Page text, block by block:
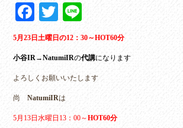
Fa
ce
bo
T
wi
tte
ne
5月23日土曜日の12：30～HOT60分
小谷IR→NatumiIRの代講になります
よろしくお願いいたします
尚NatumiIRは
5月13日水曜日13：00～HOT60分